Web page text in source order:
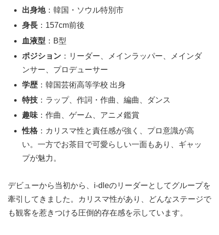
出身地：韓国・ソウル特別市
身長 ：157cm前後
血液型 ：B型
ポジション ：リーダー、メインラッパー、メインダ
ンサー、プロデューサー
学歴 ：韓国芸術高等学校 出身
特技 ：ラップ、作詞・作曲、編曲、ダンス
趣味 ：作曲、ゲーム、アニメ鑑賞
性格 ：カリスマ性と責任感が強く、プロ意識が高
い。一方でお茶目で可愛らしい一面もあり、ギャッ
プが魅力。
デビューから当初から、i-dleのリーダーとしてグループを
牽引してきました。カリスマ性があり、どんなステージで
も観客を惹きつける圧倒的存在感を示しています。